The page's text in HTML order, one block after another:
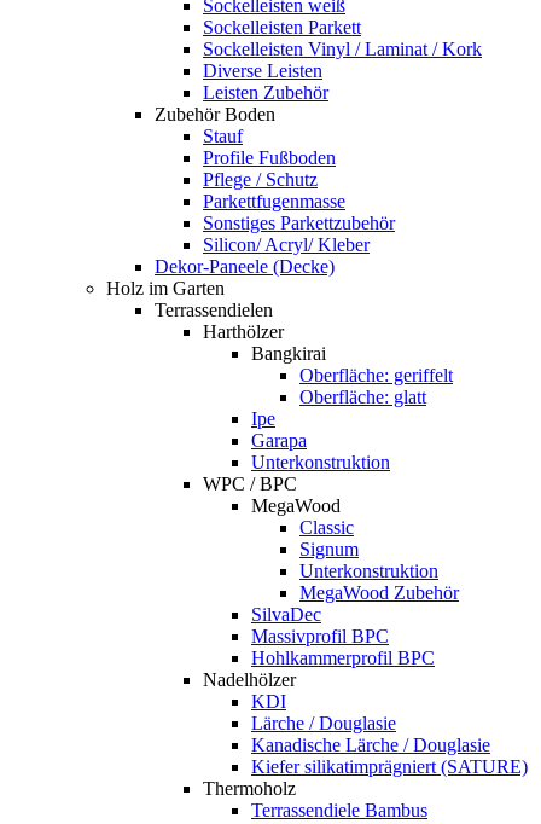
Sockelleisten weiß
Sockelleisten Parkett
Sockelleisten Vinyl / Laminat / Kork
Diverse Leisten
Leisten Zubehör
Zubehör Boden
Stauf
Profile Fußboden
Pflege / Schutz
Parkettfugenmasse
Sonstiges Parkettzubehör
Silicon/ Acryl/ Kleber
Dekor-Paneele (Decke)
Holz im Garten
Terrassendielen
Harthölzer
Bangkirai
Oberfläche: geriffelt
Oberfläche: glatt
Ipe
Garapa
Unterkonstruktion
WPC / BPC
MegaWood
Classic
Signum
Unterkonstruktion
MegaWood Zubehör
SilvaDec
Massivprofil BPC
Hohlkammerprofil BPC
Nadelhölzer
KDI
Lärche / Douglasie
Kanadische Lärche / Douglasie
Kiefer silikatimprägniert (SATURE)
Thermoholz
Terrassendiele Bambus